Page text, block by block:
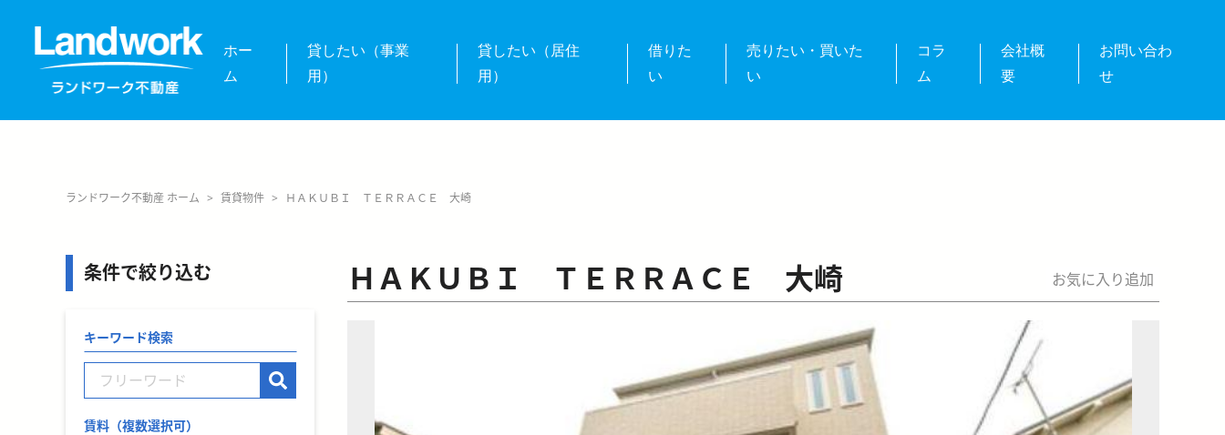
ホー
ム
貸したい（事業
用）
貸したい（居住
用）
借りた
い
売りたい・買いた
い
コラ
ム
会社概
要
お問い合わ
せ
ランドワーク不動産 ホーム > 賃貸物件 > ＨＡＫＵＢＩ ＴＥＲＲＡＣＥ 大崎
お気に入り追加
ＨＡＫＵＢＩ ＴＥＲＲＡＣＥ 大崎
条件で絞り込む
キーワード検索
賃料（複数選択可）